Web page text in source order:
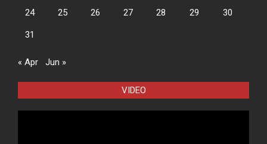
24 25 26 27 28 29 30
31
« Apr Jun »
VIDEO